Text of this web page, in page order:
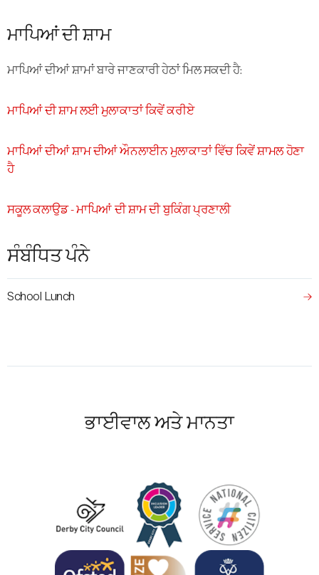
ਮਾਪਿਆਂ ਦੀ ਸ਼ਾਮ
ਮਾਪਿਆਂ ਦੀਆਂ ਸ਼ਾਮਾਂ ਬਾਰੇ ਜਾਣਕਾਰੀ ਹੇਠਾਂ ਮਿਲ ਸਕਦੀ ਹੈ:
ਮਾਪਿਆਂ ਦੀ ਸ਼ਾਮ ਲਈ ਮੁਲਾਕਾਤਾਂ ਕਿਵੇਂ ਕਰੀਏ
ਮਾਪਿਆਂ ਦੀਆਂ ਸ਼ਾਮ ਦੀਆਂ ਔਨਲਾਈਨ ਮੁਲਾਕਾਤਾਂ ਵਿੱਚ ਕਿਵੇਂ ਸ਼ਾਮਲ ਹੋਣਾ
ਹੈ
ਸਕੂਲ ਕਲਾਉਡ - ਮਾਪਿਆਂ ਦੀ ਸ਼ਾਮ ਦੀ ਬੁਕਿੰਗ ਪ੍ਰਣਾਲੀ
ਸੰਬੰਧਿਤ ਪੰਨੇ
School Lunch
ਭਾਈਵਾਲ ਅਤੇ ਮਾਨਤਾ